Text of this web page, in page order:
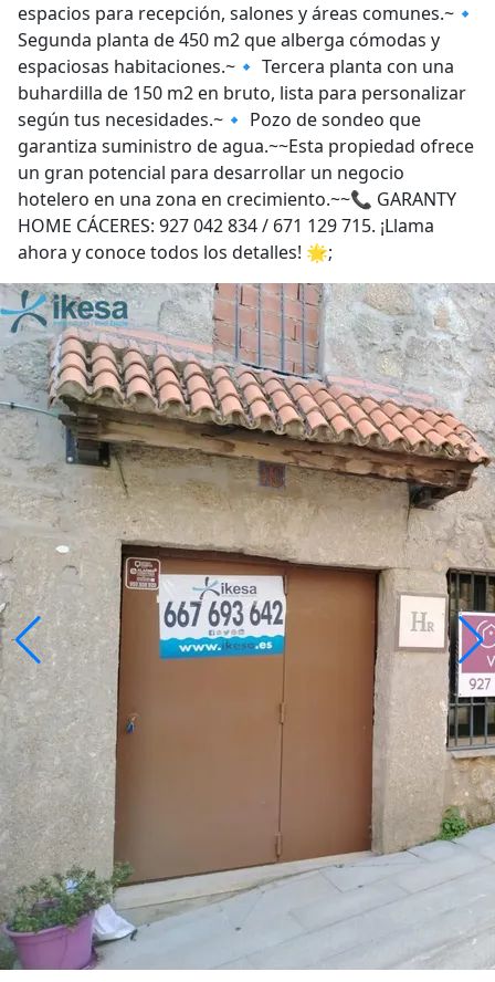
espacios para recepción, salones y áreas comunes.~🔹
Segunda planta de 450 m2 que alberga cómodas y
espaciosas habitaciones.~🔹 Tercera planta con una
buhardilla de 150 m2 en bruto, lista para personalizar
según tus necesidades.~🔹 Pozo de sondeo que
garantiza suministro de agua.~~Esta propiedad ofrece
un gran potencial para desarrollar un negocio
hotelero en una zona en crecimiento.~~📞 GARANTY
HOME CÁCERES: 927 042 834 / 671 129 715. ¡Llama
ahora y conoce todos los detalles! 🌟;